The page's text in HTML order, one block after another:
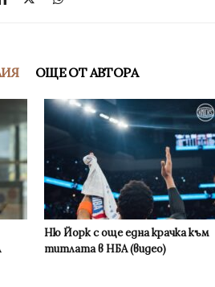
ОЩЕ ОТ АВТОРА
Ню Йорк с още една крачка към
титлата в НБА (видео)